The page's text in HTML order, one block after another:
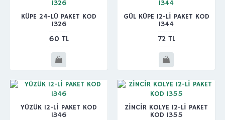
KÜPE 24-LÜ PAKET KOD
1326
60 TL
GÜL KÜPE 12-Lİ PAKET KOD
1344
72 TL
YÜZÜK 12-Lİ PAKET KOD
1346
ZİNCİR KOLYE 12-Lİ PAKET
KOD 1355